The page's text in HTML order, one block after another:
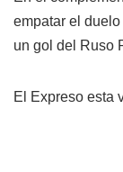
empatar el
un gol del Ruso
El Expreso esta